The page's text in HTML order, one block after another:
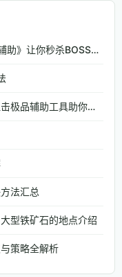
提升游戏实力！《造梦西游3极品辅助》让你秒杀BOSS、逆天属性一键修改
超越常规，体验极致游戏！生死狙击极品辅助工具助你无往不利
法汇总
型铁矿石的地点介绍
策略全解析